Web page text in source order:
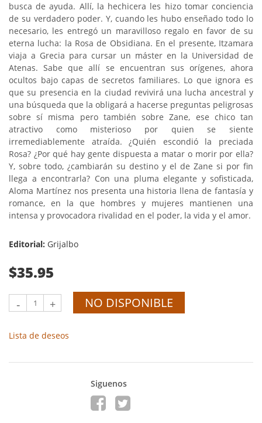
busca de ayuda. Allí, la hechicera les hizo tomar conciencia
de su verdadero poder. Y, cuando les hubo enseñado todo lo
necesario, les entregó un maravilloso regalo en favor de su
eterna lucha: la Rosa de Obsidiana. En el presente, Itzamara
viaja a Grecia para cursar un máster en la Universidad de
Atenas. Sabe que allí se encuentran sus orígenes, ahora
ocultos bajo capas de secretos familiares. Lo que ignora es
que su presencia en la ciudad revivirá una lucha ancestral y
una búsqueda que la obligará a hacerse preguntas peligrosas
sobre sí misma pero también sobre Zane, ese chico tan
atractivo como misterioso por quien se siente
irremediablemente atraída. ¿Quién escondió la preciada
Rosa? ¿Por qué hay gente dispuesta a matar o morir por ella?
Y, sobre todo, ¿cambiarán su destino y el de Zane si por fin
llega a encontrarla? Con una pluma elegante y sofisticada,
Aloma Martínez nos presenta una historia llena de fantasía y
romance, en la que hombres y mujeres mantienen una
intensa y provocadora rivalidad en el poder, la vida y el amor.
Editorial: Grijalbo
$35.95
- + NO DISPONIBLE
Lista de deseos
Siguenos